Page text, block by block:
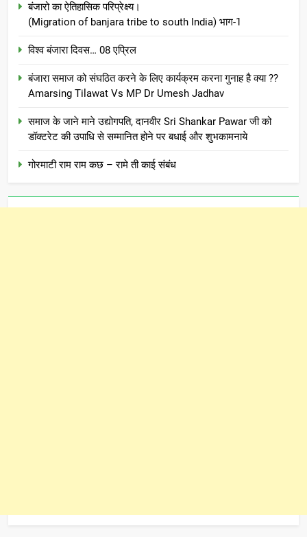
बंजारो का ऐतिहासिक परिप्रेक्ष्य।
(Migration of banjara tribe to south India) भाग-1
विश्व बंजारा दिवस… 08 एप्रिल
बंजारा समाज को संघठित करने के लिए कार्यक्रम करना गुनाह है क्या ??
Amarsing Tilawat Vs MP Dr Umesh Jadhav
समाज के जाने माने उद्योगपति, दानवीर Sri Shankar Pawar जी को
डॉक्टरेट की उपाधि से सम्मानित होने पर बधाई और शुभकामनाये
गोरमाटी राम राम कछ – रामे ती काई संबंध